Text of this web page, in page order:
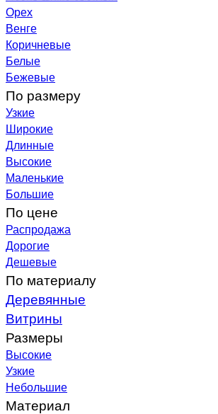
Орех
Венге
Коричневые
Белые
Бежевые
По размеру
Узкие
Широкие
Длинные
Высокие
Маленькие
Большие
По цене
Распродажа
Дорогие
Дешевые
По материалу
Деревянные
Витрины
Размеры
Высокие
Узкие
Небольшие
Материал